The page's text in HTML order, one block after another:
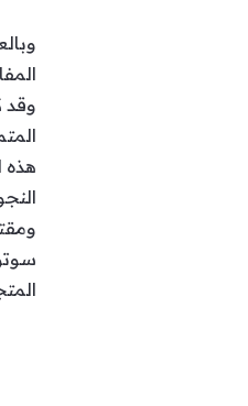
المفاجآت الفنية
وقد
هذه